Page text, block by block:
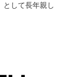
として長年親し